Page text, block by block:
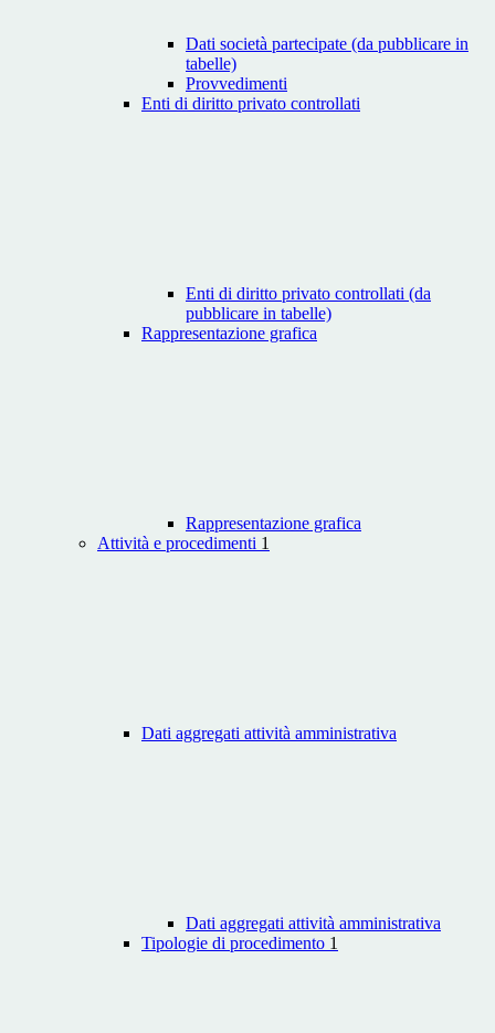
Dati società partecipate (da pubblicare in
tabelle)
Provvedimenti
Enti di diritto privato controllati
Enti di diritto privato controllati (da
pubblicare in tabelle)
Rappresentazione grafica
Rappresentazione grafica
Attività e procedimenti 1
Dati aggregati attività amministrativa
Dati aggregati attività amministrativa
Tipologie di procedimento 1